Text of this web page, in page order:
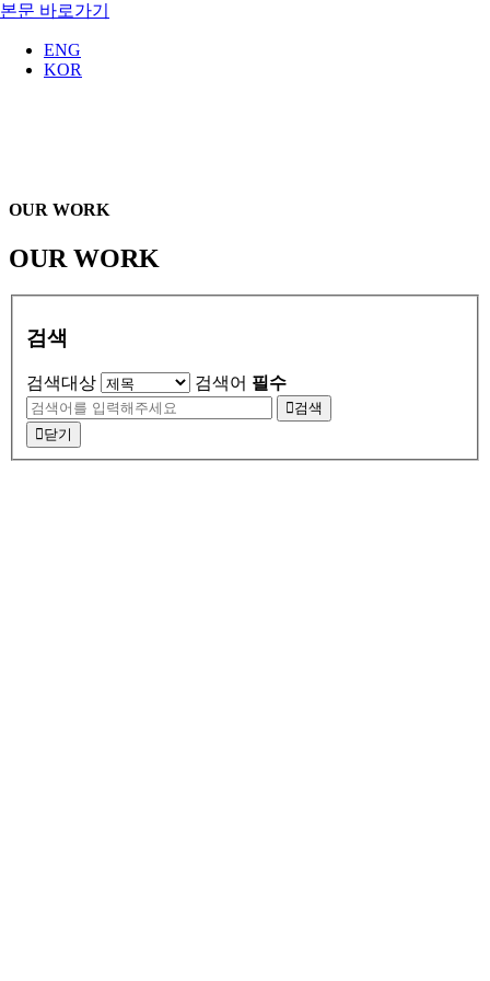
본문 바로가기
ENG
KOR
OUR WORK
OUR WORK
검색
검색대상 검색어 필수
검색
닫기